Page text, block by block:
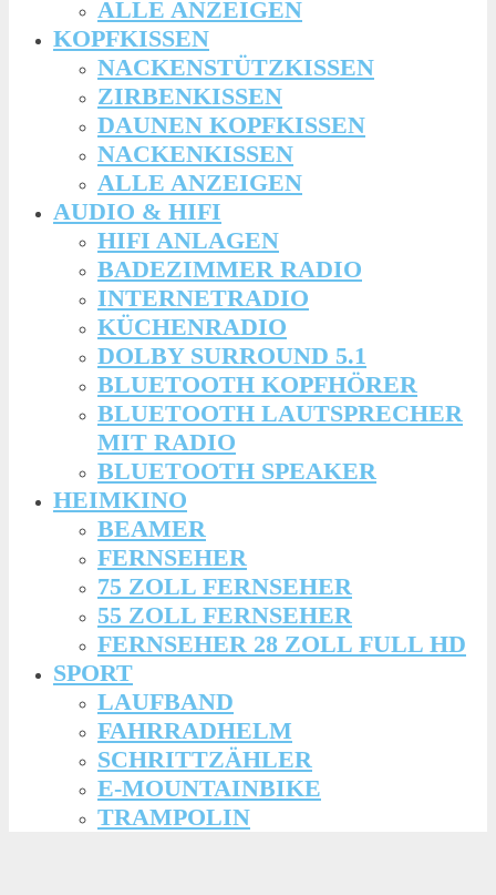
ALLE ANZEIGEN
KOPFKISSEN
NACKENSTÜTZKISSEN
ZIRBENKISSEN
DAUNEN KOPFKISSEN
NACKENKISSEN
ALLE ANZEIGEN
AUDIO & HIFI
HIFI ANLAGEN
BADEZIMMER RADIO
INTERNETRADIO
KÜCHENRADIO
DOLBY SURROUND 5.1
BLUETOOTH KOPFHÖRER
BLUETOOTH LAUTSPRECHER
MIT RADIO
BLUETOOTH SPEAKER
HEIMKINO
BEAMER
FERNSEHER
75 ZOLL FERNSEHER
55 ZOLL FERNSEHER
FERNSEHER 28 ZOLL FULL HD
SPORT
LAUFBAND
FAHRRADHELM
SCHRITTZÄHLER
E-MOUNTAINBIKE
TRAMPOLIN